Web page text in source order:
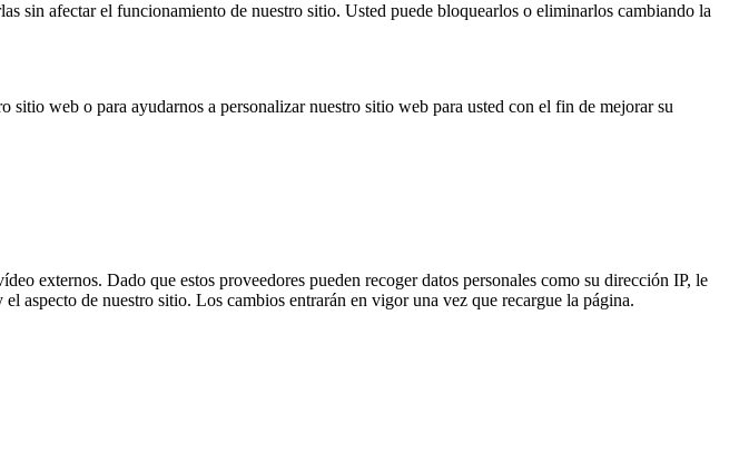
sin afectar el funcionamiento de nuestro sitio. Usted puede bloquearlos o eliminarlos cambiando la
web o para ayudarnos a personalizar nuestro sitio web para usted con el fin de mejorar su
externos. Dado que estos proveedores pueden recoger datos personales como su dirección IP, le
aspecto de nuestro sitio. Los cambios entrarán en vigor una vez que recargue la página.